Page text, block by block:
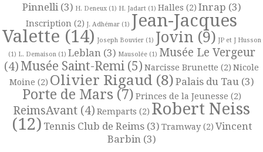
Pinnelli (3) H. Deneux(1) H. Jadart(1) Halles (2) Inrap (3)
Inscription (2) J. Adhémar (1) Jean-Jacques
Valette (14) Joseph Bouvier(1) Jovin (9) JP et J Husson
(1) L. Demaison (1) Leblan (3) Mausolée(1) Musée Le Vergeur
(4) Musée Saint-Remi (5) Narcisse Brunette (2) Nicole
Moine (2) Olivier Rigaud (8) Palais du Tau (3)
Porte de Mars(7) Princes de la Jeunesse (2)
ReimsAvant (4) Remparts (2) Robert Neiss
(12) Tennis Club de Reims(3) Tramway(2) Vincent
Barbin (3)